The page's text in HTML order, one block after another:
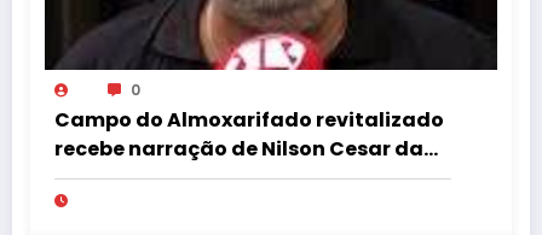
0
Campo do Almoxarifado revitalizado
recebe narração de Nilson Cesar da
Rádio Jovem Pan